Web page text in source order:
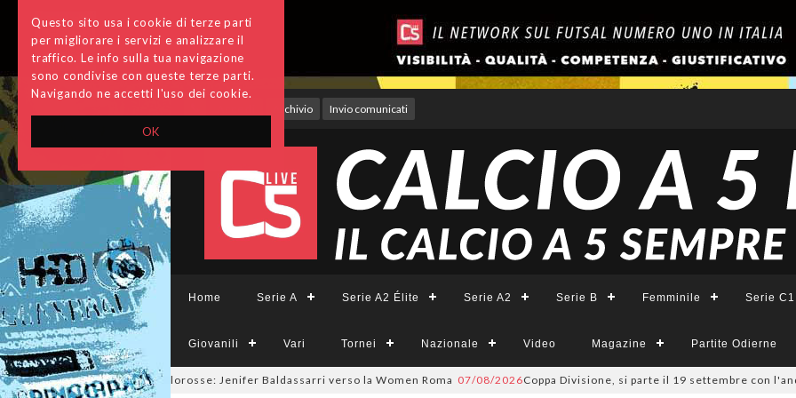
OK
Questo sito usa i cookie di terze parti
per migliorare i servizi e analizzare il
traffico. Le info sulla tua navigazione
sono condivise con queste terze parti.
Navigando ne accetti l'uso dei cookie.
Archivio Invio comunicati
Home Serie A Serie A2 Élite Serie A2 Serie B Femminile Serie C1
Giovanili Vari Tornei Nazionale Video Magazine Partite Odierne
#futsalmercato a tinte giallorosse: Jenifer Baldassarri verso la Women Roma 07/08/2026Coppa Divisione, si parte il 19 settembre con